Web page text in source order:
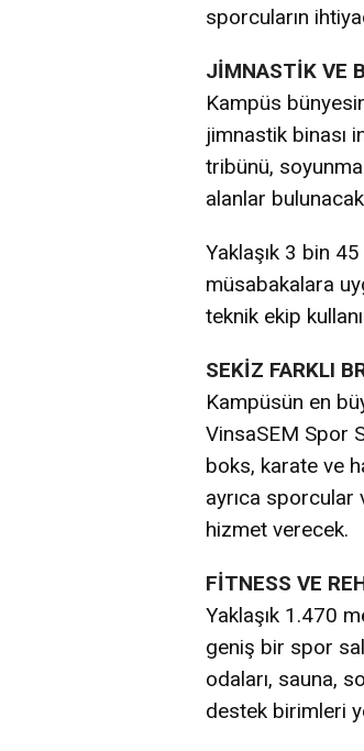
sporcuların
JİMNASTİK VE
Kampüs
jimnastik binası
tribünü,
alanlar
Yaklaşık 3 bin
müsabakalara
teknik ekip
SEKİZ FARKLI
Kampüsün en
VinsaSEM Spor
boks, karate ve
ayrıca
hizmet verecek.
FİTNESS VE
Yaklaşık 1.470
geniş bir spor
odaları, sauna,
destek birimleri